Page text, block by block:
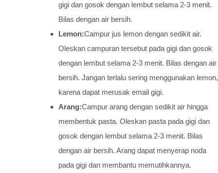
gigi dan gosok dengan lembut selama 2-3 menit.
Bilas dengan air bersih.
Lemon:Campur jus lemon dengan sedikit air.
Oleskan campuran tersebut pada gigi dan gosok
dengan lembut selama 2-3 menit. Bilas dengan air
bersih. Jangan terlalu sering menggunakan lemon,
karena dapat merusak email gigi.
Arang:Campur arang dengan sedikit air hingga
membentuk pasta. Oleskan pasta pada gigi dan
gosok dengan lembut selama 2-3 menit. Bilas
dengan air bersih. Arang dapat menyerap noda
pada gigi dan membantu memutihkannya.